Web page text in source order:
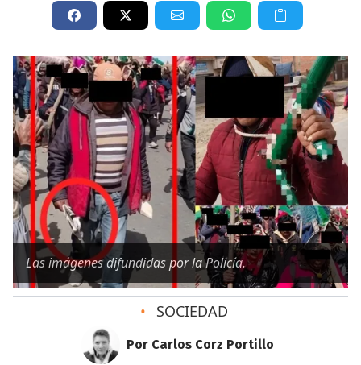
Las imágenes difundidas por la Policía.
• SOCIEDAD
Por Carlos Corz Portillo